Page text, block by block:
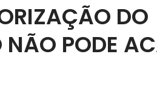
BOLETINS
DO
PODE